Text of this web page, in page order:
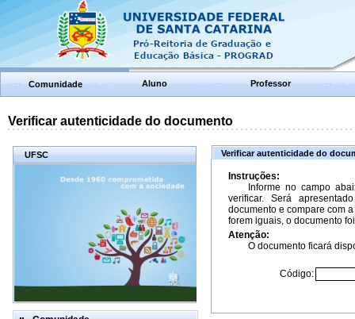
Comunidade Aluno Professor
Verificar autenticidade do documento
UFSC Verificar autenticidade do
Instruções:
Informe no campo
verificar. Será
documento e compare com
forem iguais, o documento
Atenção:
O documento ficará
Código: